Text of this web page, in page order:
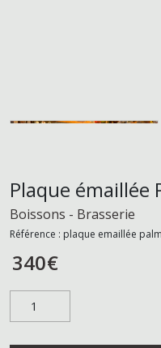
Plaque émaillée
Boissons - Brasserie
Référence : plaque emaillée
340€